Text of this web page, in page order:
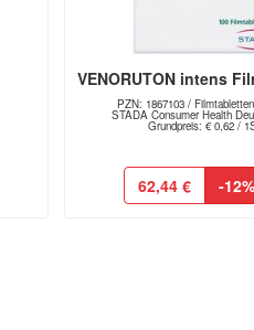
VENORUTON intens
PZN: 1867103 /
STADA Consumer Health
Grundpreis: € 0,62 /
62,44 € -